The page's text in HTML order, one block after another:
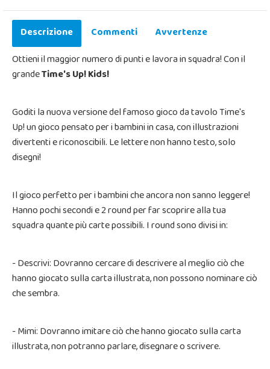
Descrizione Commenti
Avvertenze
Ottieni il maggior numero di punti e lavora in squadra! Con il
grandeTime's Up! Kids!
Goditi la nuova versione del famoso gioco da tavolo Time's
Up! un gioco pensato per i bambini in casa, con illustrazioni
divertenti e riconoscibili. Le lettere non hanno testo, solo
disegni!
Il gioco perfetto per i bambini che ancora non sanno leggere!
Hanno pochi secondi e 2 round per far scoprire alla tua
squadra quante più carte possibili. I round sono divisi in:
- Descrivi: Dovranno cercare di descrivere al meglio ciò che
hanno giocato sulla carta illustrata, non possono nominare ciò
che sembra.
- Mimi: Dovranno imitare ciò che hanno giocato sulla carta
illustrata, non potranno parlare, disegnare o scrivere.